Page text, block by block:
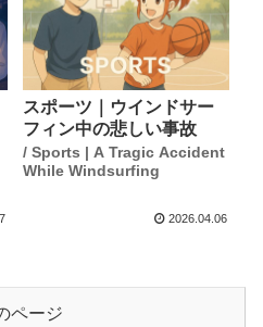
スポーツ｜ウインドサー
フィン中の悲しい事故
/ Sports | A Tragic Accident
While Windsurfing
2026.04.06
ページ